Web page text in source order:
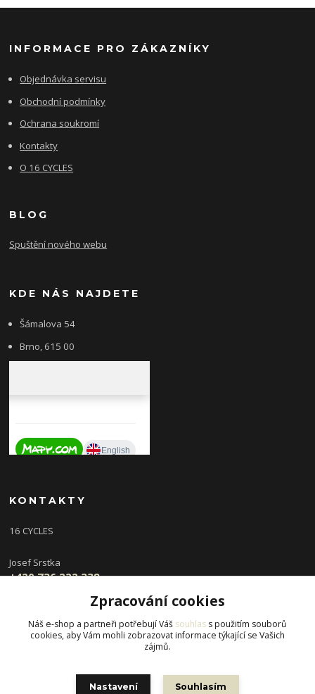
INFORMACE PRO ZÁKAZNÍKY
Objednávka servisu
Obchodní podmínky
Ochrana soukromí
Kontakty
O 16 CYCLES
BLOG
Spuštění nového webu
KDE NÁS NAJDETE
Šámalova 54
Brno, 615 00
KONTAKTY
16 CYCLES
Josef Srstka
+420 736 222 338
info@16cycles.cz
Zpracování cookies
Náš e-shop a partneři potřebují Váš souhlas s použitím souborů
cookies, aby Vám mohli zobrazovat informace týkající se Vašich
zájmů.
Nastavení Souhlasím